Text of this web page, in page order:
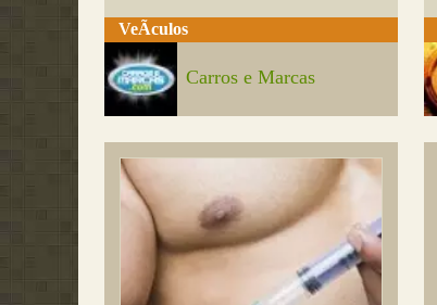
VeÃ­culos
Carros e Marcas